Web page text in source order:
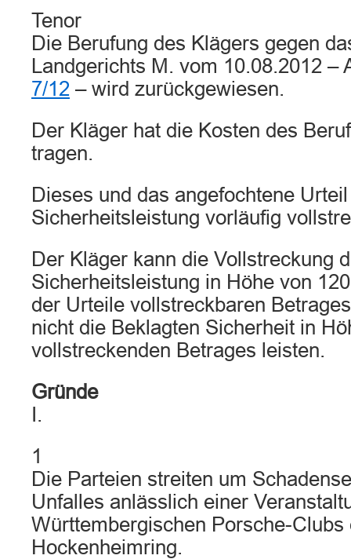
Tenor
Die Berufung des Klägers gegen
Landgerichts M. vom 10.08.2012 –
7/12 – wird zurückgewiesen.
Der Kläger hat die Kosten des
tragen.
Dieses und das angefochtene
Sicherheitsleistung vorläufig
Der Kläger kann die Vollstreckung
Sicherheitsleistung in Höhe von
der Urteile vollstreckbaren
nicht die Beklagten Sicherheit in
vollstreckenden Betrages leisten.
Gründe
I.
1
Die Parteien streiten um
Unfalles anlässlich einer
Württembergischen Porsche-Clubs
Hockenheimring.